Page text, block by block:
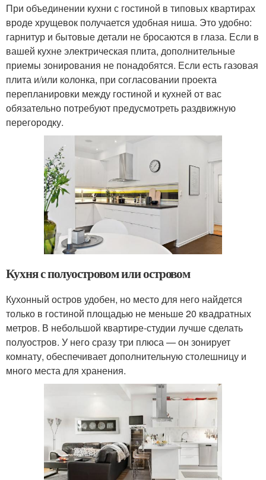
При объединении кухни с гостиной в типовых квартирах
вроде хрущевок получается удобная ниша. Это удобно:
гарнитур и бытовые детали не бросаются в глаза. Если в
вашей кухне электрическая плита, дополнительные
приемы зонирования не понадобятся. Если есть газовая
плита и/или колонка, при согласовании проекта
перепланировки между гостиной и кухней от вас
обязательно потребуют предусмотреть раздвижную
перегородку.
Кухня с полуостровом или островом
Кухонный остров удобен, но место для него найдется
только в гостиной площадью не меньше 20 квадратных
метров. В небольшой квартире-студии лучше сделать
полуостров. У него сразу три плюса — он зонирует
комнату, обеспечивает дополнительную столешницу и
много места для хранения.